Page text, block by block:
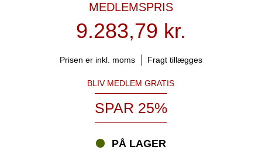
MEDLEMSPRIS
9.283,79 kr.
Prisen er inkl. moms Fragt tillægges
BLIV MEDLEM GRATIS
SPAR 25%
PÅ LAGER